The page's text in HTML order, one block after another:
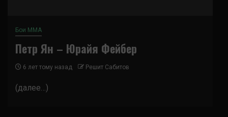
Бои ММА
Петр Ян – Юрайя Фейбер
6 лет тому назад Решит Сабитов
(далее…)